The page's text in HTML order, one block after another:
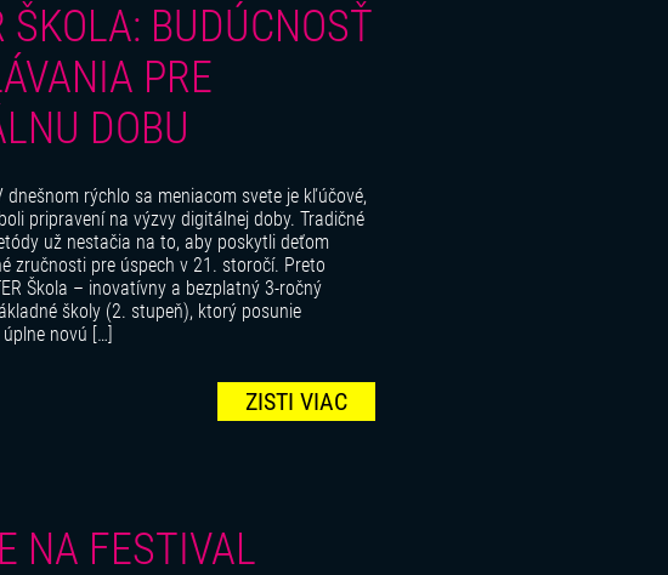
ŠKOLA: BUDÚCNOSŤ
PRE
DOBU
dnešnom rýchlo sa meniacom svete je kľúčové,
pripravení na výzvy digitálnej doby. Tradičné
už nestačia na to, aby poskytli deťom
zručnosti pre úspech v 21. storočí. Preto
Škola – inovatívny a bezplatný 3-ročný
školy (2. stupeň), ktorý posunie
novú […]
ZISTI VIAC
NA FESTIVAL